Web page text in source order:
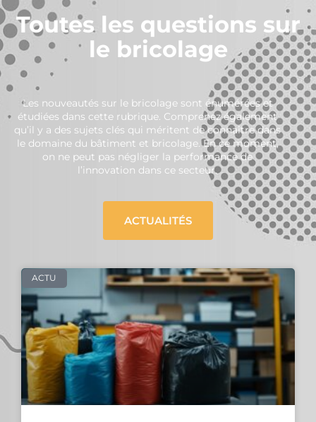
Toutes les questions sur
le bricolage
Les nouveautés sur le bricolage sont énumérées et
étudiées dans cette rubrique. Comprenez également
qu’il y a des sujets clés qui méritent de connaître dans
le domaine du bâtiment et bricolage. En ce moment,
on ne peut pas négliger la performance de
l’innovation dans ce secteur.
ACTUALITÉS
ACTU